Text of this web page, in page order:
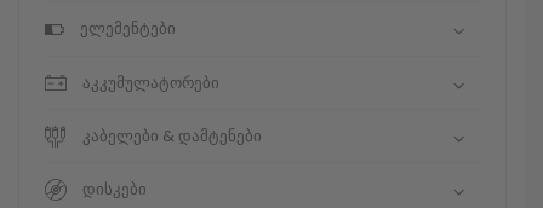
ელემენტები
აკკუმულატორები
კაბელები & დამტენები
დისკები